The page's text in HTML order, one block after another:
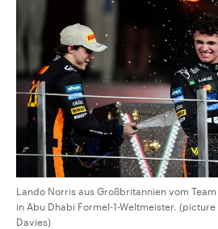
aktuelle Weltgeschehen.
Sendungen Programm
Audio-Archiv
Lando Norris aus Großbritannien vom
in Abu Dhabi Formel-1-Weltmeister.
Davies)